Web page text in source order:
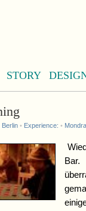
STORY
Berlin • Experience: •